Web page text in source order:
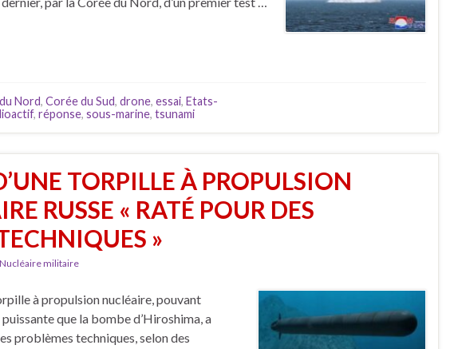
Nord, Corée du Sud, drone, essai, Etats-
, réponse, sous-marine, tsunami
TORPILLE À PROPULSION
RUSSE « RATÉ POUR DES
»
Nucléaire militaire
à propulsion nucléaire, pouvant
que la bombe d’Hiroshima, a
problèmes techniques, selon des